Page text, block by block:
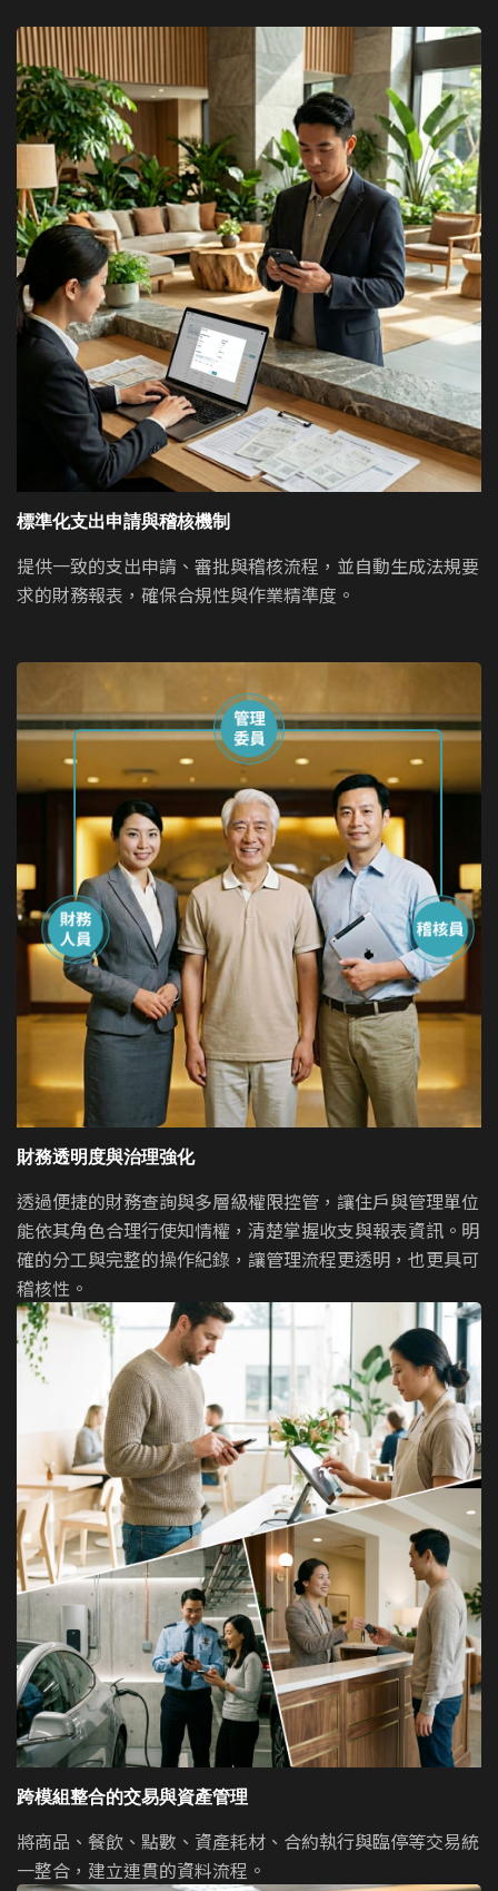
標準化支出申請與稽核機制
提供一致的支出申請、審批與稽核流程，並自動生成法規要
求的財務報表，確保合規性與作業精準度。
財務透明度與治理強化
透過便捷的財務查詢與多層級權限控管，讓住戶與管理單位
能依其角色合理行使知情權，清楚掌握收支與報表資訊。明
確的分工與完整的操作紀錄，讓管理流程更透明，也更具可
稽核性。
跨模組整合的交易與資產管理
將商品、餐飲、點數、資產耗材、合約執行與臨停等交易統
一整合，建立連貫的資料流程。